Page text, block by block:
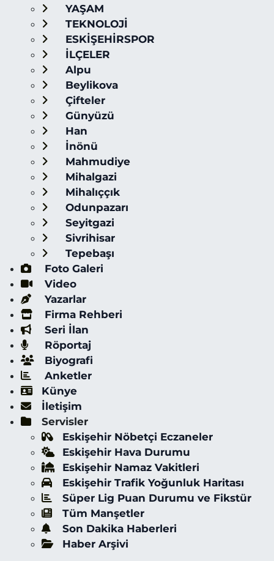
YAŞAM
TEKNOLOJİ
ESKİŞEHİRSPOR
İLÇELER
Alpu
Beylikova
Çifteler
Günyüzü
Han
İnönü
Mahmudiye
Mihalgazi
Mihalıççık
Odunpazarı
Seyitgazi
Sivrihisar
Tepebaşı
Foto Galeri
Video
Yazarlar
Firma Rehberi
Seri İlan
Röportaj
Biyografi
Anketler
Künye
İletişim
Servisler
Eskişehir Nöbetçi Eczaneler
Eskişehir Hava Durumu
Eskişehir Namaz Vakitleri
Eskişehir Trafik Yoğunluk Haritası
Süper Lig Puan Durumu ve Fikstür
Tüm Manşetler
Son Dakika Haberleri
Haber Arşivi